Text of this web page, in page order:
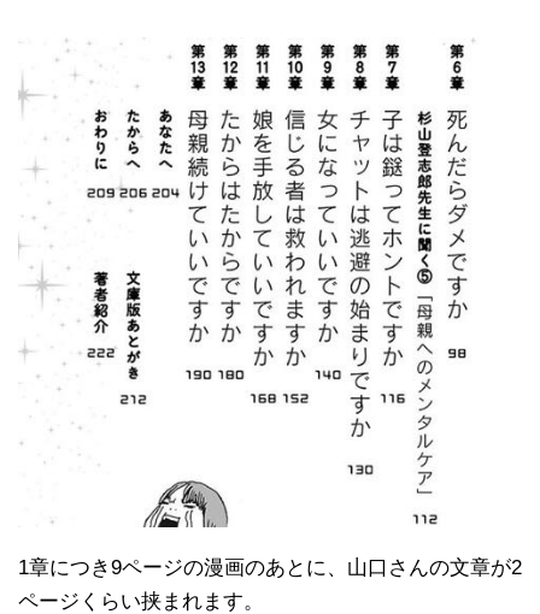
1章につき9ページの漫画のあとに、山口さんの文章が2
ページくらい挟まれます。